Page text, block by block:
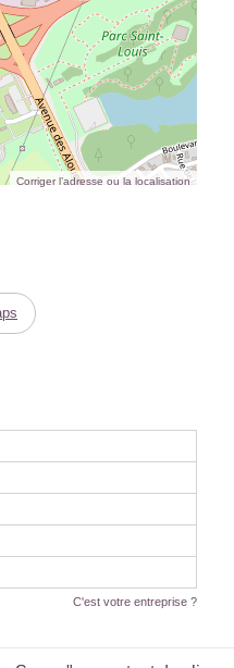
Corriger l’adresse ou la localisation
C'est votre entreprise ?